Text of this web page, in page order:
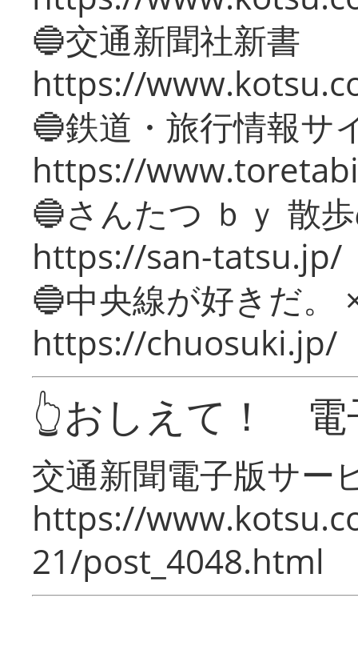
🔵交通新聞社新書
https://
🔵鉄道・旅行情報サ
https://
🔵さんたつ ｂｙ 散
https://san-tatsu.jp/
🔵中央線が好きだ。
https://chuosuki.jp/
👆おしえて！ 電
交通新聞電子版サー
https://
21/post_4048.html